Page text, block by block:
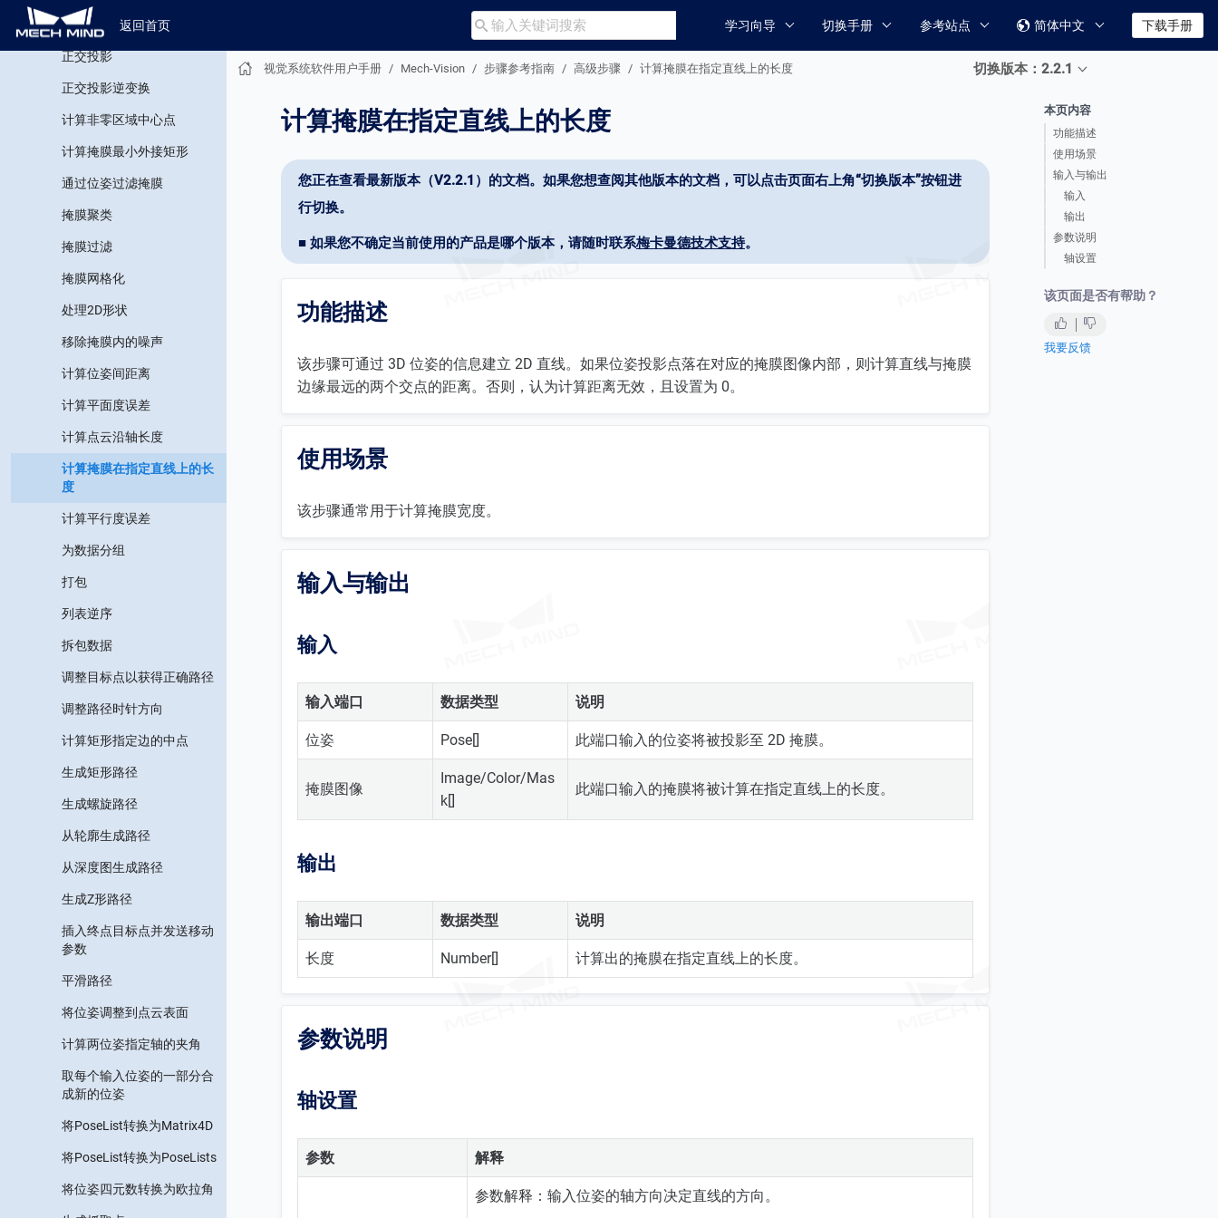
返回首页  学习向导 切换手册 参考站点  简体中文 下载手册
将NumberList转换为
Size3DList
正交投影
正交投影逆变换
计算非零区域中心点
计算掩膜最小外接矩形
通过位姿过滤掩膜
掩膜聚类
掩膜过滤
掩膜网格化
处理2D形状
移除掩膜内的噪声
计算位姿间距离
计算平面度误差
计算点云沿轴长度
计算掩膜在指定直线上的长
度
计算平行度误差
为数据分组
打包
列表逆序
拆包数据
调整目标点以获得正确路径
调整路径时针方向
计算矩形指定边的中点
生成矩形路径
生成螺旋路径
从轮廓生成路径
从深度图生成路径
生成Z形路径
插入终点目标点并发送移动
参数
平滑路径
将位姿调整到点云表面
计算两位姿指定轴的夹角
取每个输入位姿的一部分合
成新的位姿
将PoseList转换为Matrix4D
将PoseList转换为PoseLists
将位姿四元数转换为欧拉角
视觉系统软件用户手册 Mech-Vision 步骤参考指南 高级步骤 计算掩膜在指定直线上的长度 切换版本：2.2.1
本页内容
功能描述
使用场景
输入与输出
输入
输出
参数说明
轴设置
该页面是否有帮助？
我要反馈
计算掩膜在指定直线上的长度
您正在查看最新版本（V2.2.1）的文档。如果您想查阅其他版本的文档，可以点击页面右上角“切换版本”按钮进
行切换。
■ 如果您不确定当前使用的产品是哪个版本，请随时联系梅卡曼德技术支持。
功能描述
该步骤可通过 3D 位姿的信息建立 2D 直线。如果位姿投影点落在对应的掩膜图像内部，则计算直线与掩膜
边缘最远的两个交点的距离。否则，认为计算距离无效，且设置为 0。
使用场景
该步骤通常用于计算掩膜宽度。
输入与输出
输入
输入端口 数据类型 说明
位姿 Pose[] 此端口输入的位姿将被投影至 2D 掩膜。
掩膜图像
Image/Color/Mas
k[]
此端口输入的掩膜将被计算在指定直线上的长度。
输出
输出端口 数据类型 说明
长度 Number[] 计算出的掩膜在指定直线上的长度。
参数说明
轴设置
参数 解释
参数解释：输入位姿的轴方向决定直线的方向。